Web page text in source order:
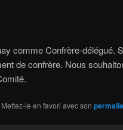
comme Confrère-délégué.
de confrère. Nous
Mettez-le en favori avec son